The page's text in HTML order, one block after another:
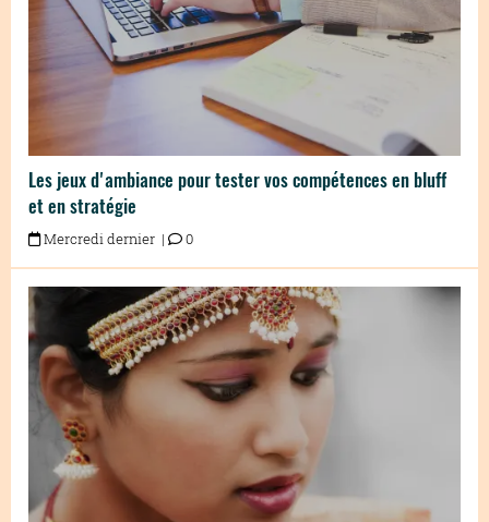
Les jeux d'ambiance pour tester vos compétences en bluff
et en stratégie
Mercredi dernier | 0